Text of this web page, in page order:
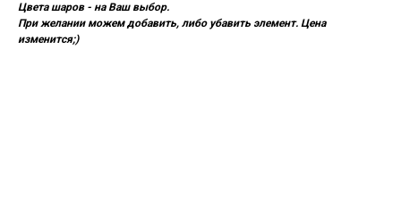
Цвета шаров - на Ваш выбор.
При желании можем добавить, либо убавить элемент. Цена
изменится;)